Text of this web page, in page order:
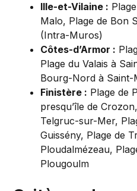
Ille-et-Vilaine :
Malo, Plage de Bon
(Intra-Muros)
Côtes-d’Armor :
Plage du Valais à
Bourg-Nord à Saint-
Finistère : Plage de
presqu’île de
Telgruc-sur-Mer,
Guissény, Plage de
Ploudalmézeau,
Plougoulm